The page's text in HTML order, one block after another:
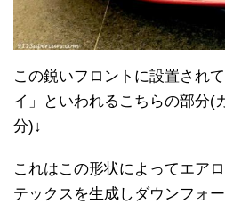
この鋭いフロントに設置され
イ」といわれるこちらの部分(
分)↓
これはこの形状によってエア
テックスを生成しダウンフォ